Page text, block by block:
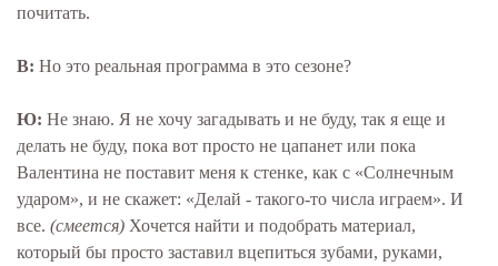
почитать.
В: Но это реальная программа в это сезоне?
Ю: Не знаю. Я не хочу загадывать и не буду, так я еще и
делать не буду, пока вот просто не цапанет или пока
Валентина не поставит меня к стенке, как с «Солнечным
ударом», и не скажет: «Делай - такого-то числа играем». И
все. (смеется) Хочется найти и подобрать материал,
который бы просто заставил вцепиться зубами, руками,